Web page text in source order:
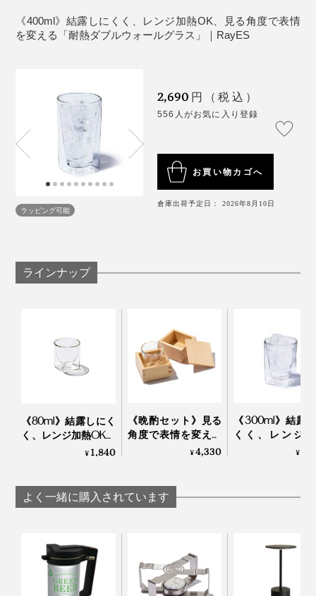
と考え、1年の試行錯誤を経て生まれたのがダブルウォ
ールグラスでした。
二重グラスの構造は他社製品にもありますが、スクエア
グラスとラウンドグラスの二層構造は『RayES』だけ。
「升のようなグラスがつくりたかった」（内田氏）とい
う、独自のカタチは意匠登録もされています。
手入れしやすく、「なんてイイトコ取りなカタチなんだ
ろう」と毎日感心しています。
《400ml》結露しにくく、レンジ加熱OK、見る角度で表情
を変える「耐熱ダブルウォールグラス」｜RayES
ラッピング可能
2,690 円（税込）
556人がお気に入り登録
お買い物カゴへ
倉庫出荷予定日： 2026年8月10日
ラインナップ
《80ml》結露しにく
く、レンジ加熱OK、
見る角度で表情を変
RayES
¥1,840
《晩酌セット》見る
角度で表情を変える
「耐熱ダブルウォー
きジュウバコマス
（135ml×2）」｜
¥4,330
《300ml》結露
くく、レンジ
OK、見る角度で
¥
よく一緒に購入されています